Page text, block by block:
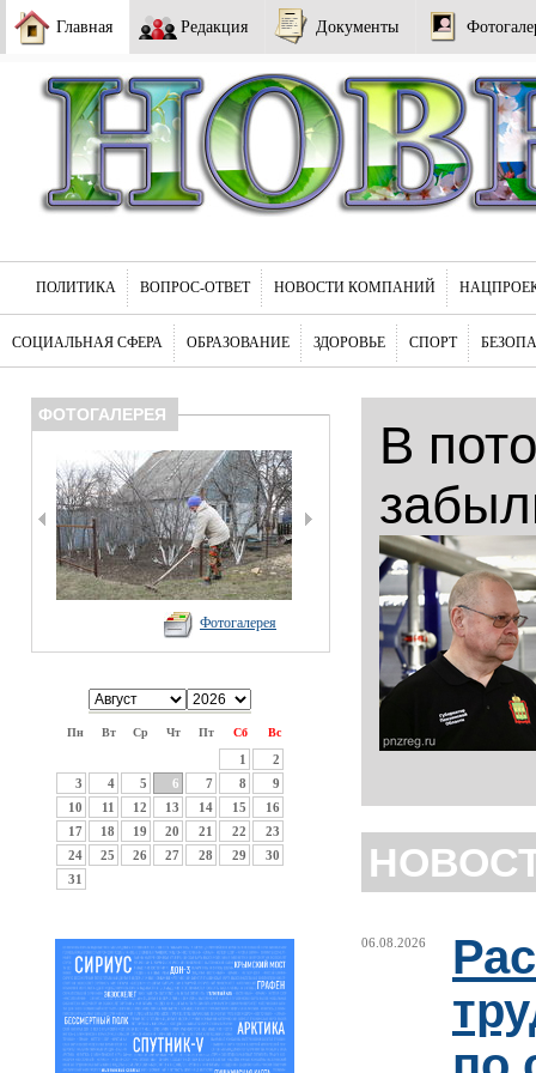
Главная Редакция Документы
ПОЛИТИКА ВОПРОС-ОТВЕТ НОВОСТИ КОМПАНИЙ
СОЦИАЛЬНАЯ СФЕРА ОБРАЗОВАНИЕ ЗДОРОВЬЕ СПОРТ
ФОТОГАЛЕРЕЯ
Фотогалерея
Пн Вт Ср Чт Пт Сб Вс
1
2
3
4 5 6 7 8
9
10
11 12 13 14 15
16
17
18 19 20 21 22
23
24
25 26 27 28 29
30
31
В
06.08.2026